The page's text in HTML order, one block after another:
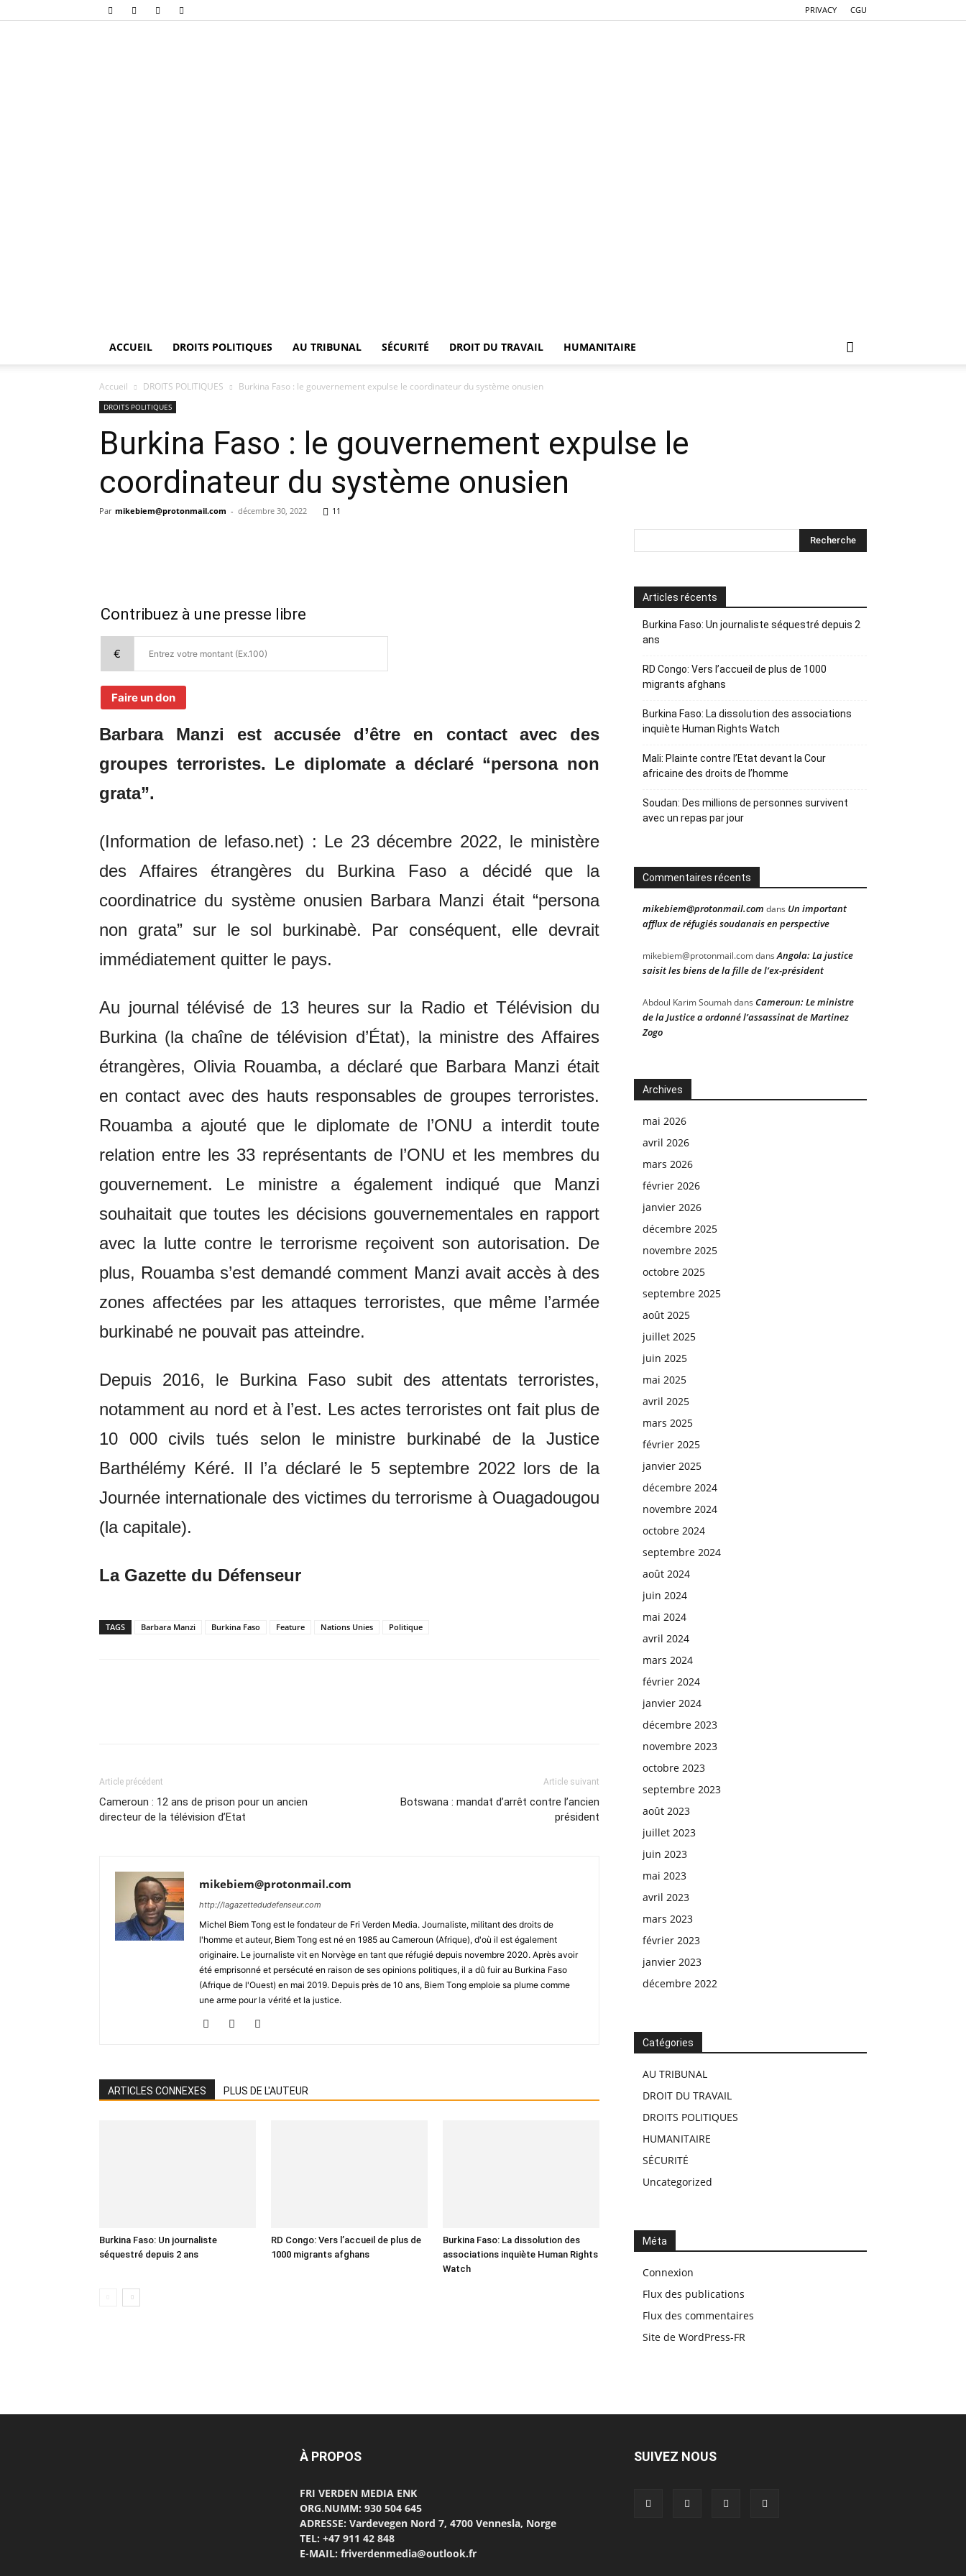
PRIVACY CGU
DÉFENSEUR
ACCUEIL DROITS POLITIQUES AU TRIBUNAL SÉCURITÉ DROIT DU TRAVAIL HUMANITAIRE
Accueil DROITS POLITIQUES Burkina Faso : le gouvernement expulse le coordinateur du système onusien
DROITS POLITIQUES
Burkina Faso : le gouvernement expulse le
coordinateur du système onusien
Par mikebiem@protonmail.com - décembre 30, 2022 11
Contribuez à une presse libre
€
Faire un don
Barbara Manzi est accusée d’être en contact avec des
groupes terroristes. Le diplomate a déclaré “persona non
grata”.
(Information de lefaso.net) : Le 23 décembre 2022, le ministère
des Affaires étrangères du Burkina Faso a décidé que la
coordinatrice du système onusien Barbara Manzi était “persona
non grata” sur le sol burkinabè. Par conséquent, elle devrait
immédiatement quitter le pays.
Au journal télévisé de 13 heures sur la Radio et Télévision du
Burkina (la chaîne de télévision d’État), la ministre des Affaires
étrangères, Olivia Rouamba, a déclaré que Barbara Manzi était
en contact avec des hauts responsables de groupes terroristes.
Rouamba a ajouté que le diplomate de l’ONU a interdit toute
relation entre les 33 représentants de l’ONU et les membres du
gouvernement. Le ministre a également indiqué que Manzi
souhaitait que toutes les décisions gouvernementales en rapport
avec la lutte contre le terrorisme reçoivent son autorisation. De
plus, Rouamba s’est demandé comment Manzi avait accès à des
zones affectées par les attaques terroristes, que même l’armée
burkinabé ne pouvait pas atteindre.
Depuis 2016, le Burkina Faso subit des attentats terroristes,
notamment au nord et à l’est. Les actes terroristes ont fait plus de
10 000 civils tués selon le ministre burkinabé de la Justice
Barthélémy Kéré. Il l’a déclaré le 5 septembre 2022 lors de la
Journée internationale des victimes du terrorisme à Ouagadougou
(la capitale).
La Gazette du Défenseur
TAGS Barbara Manzi Burkina Faso Feature Nations Unies Politique
Article précédent
Cameroun : 12 ans de prison pour un ancien
directeur de la télévision d’Etat
Article suivant
Botswana : mandat d’arrêt contre l’ancien
président
mikebiem@protonmail.com
http://lagazettedudefenseur.com
Michel Biem Tong est le fondateur de Fri Verden Media. Journaliste, militant des droits de
l'homme et auteur, Biem Tong est né en 1985 au Cameroun (Afrique), d'où il est également
originaire. Le journaliste vit en Norvège en tant que réfugié depuis novembre 2020. Après avoir
été emprisonné et persécuté en raison de ses opinions politiques, il a dû fuir au Burkina Faso
(Afrique de l'Ouest) en mai 2019. Depuis près de 10 ans, Biem Tong emploie sa plume comme
une arme pour la vérité et la justice.
ARTICLES CONNEXES PLUS DE L'AUTEUR
Burkina Faso: Un journaliste
séquestré depuis 2 ans
RD Congo: Vers l’accueil de plus de
1000 migrants afghans
Burkina Faso: La dissolution des
associations inquiète Human Rights
Watch
Articles récents
Burkina Faso: Un journaliste séquestré depuis 2
ans
RD Congo: Vers l’accueil de plus de 1000
migrants afghans
Burkina Faso: La dissolution des associations
inquiète Human Rights Watch
Mali: Plainte contre l’Etat devant la Cour
africaine des droits de l’homme
Soudan: Des millions de personnes survivent
avec un repas par jour
Commentaires récents
mikebiem@protonmail.com dans Un important
afflux de réfugiés soudanais en perspective
mikebiem@protonmail.comdansAngola: La justice
saisit les biens de la fille de l’ex-président
Abdoul Karim Soumahdans Cameroun: Le ministre
de la Justice a ordonné l’assassinat de Martinez
Zogo
Archives
mai 2026
avril 2026
mars 2026
février 2026
janvier 2026
décembre 2025
novembre 2025
octobre 2025
septembre 2025
août 2025
juillet 2025
juin 2025
mai 2025
avril 2025
mars 2025
février 2025
janvier 2025
décembre 2024
novembre 2024
octobre 2024
septembre 2024
août 2024
juin 2024
mai 2024
avril 2024
mars 2024
février 2024
janvier 2024
décembre 2023
novembre 2023
octobre 2023
septembre 2023
août 2023
juillet 2023
juin 2023
mai 2023
avril 2023
mars 2023
février 2023
janvier 2023
décembre 2022
Catégories
AU TRIBUNAL
DROIT DU TRAVAIL
DROITS POLITIQUES
HUMANITAIRE
SÉCURITÉ
Uncategorized
Méta
Connexion
Flux des publications
Flux des commentaires
Site de WordPress-FR
À PROPOS
FRI VERDEN MEDIA ENK
ORG.NUMM: 930 504 645
ADRESSE: Vardevegen Nord 7, 4700 Vennesla, Norge
TEL: +47 911 42 848
E-MAIL: friverdenmedia@outlook.fr
SUIVEZ NOUS